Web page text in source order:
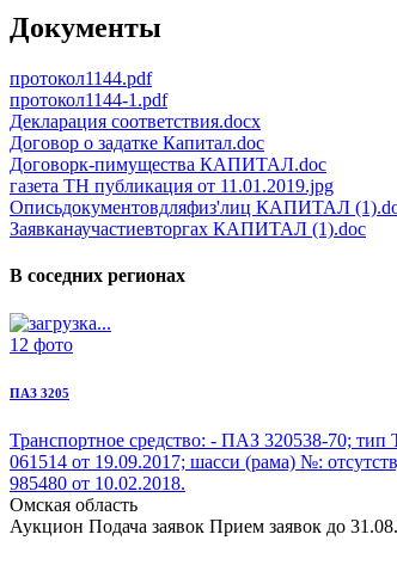
Документы
протокол1144.pdf
протокол1144-1.pdf
Декларация соответствия.docx
Договор о задатке Капитал.doc
Договорк-пимущества КАПИТАЛ.doc
газета ТН публикация от 11.01.2019.jpg
Описьдокументовдляфиз'лиц КАПИТАЛ
Заявканаучастиевторгах КАПИТАЛ (1).doc
В соседних регионах
12 фото
ПАЗ 3205
Транспортное средство: - ПАЗ 320538-70; тип
061514 от 19.09.2017; шасси (рама) №:
985480 от 10.02.2018.
Омская область
Аукцион Подача заявок Прием заявок до